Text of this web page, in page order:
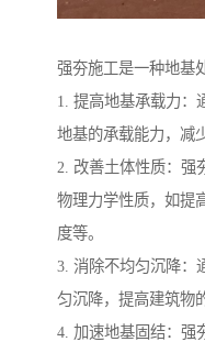
强夯施工是一种地基
1. 提高地基承载力：
地基的承载能力，减
2. 改善土体性质：强
物理力学性质，如提
度等。
3. 消除不均匀沉降：
匀沉降，提高建筑物
4. 加速地基固结：强